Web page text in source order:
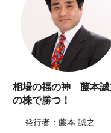
相場の福の神 藤本誠
の株で勝つ！
発行者：藤本 誠之